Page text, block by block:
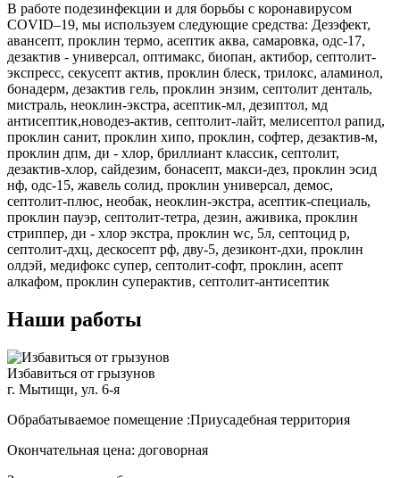
В работе подезинфекции и для борьбы с коронавирусом
COVID–19, мы используем следующие средства: Дезэфект,
авансепт, проклин термо, асептик аква, самаровка, одс-17,
дезактив - универсал, оптимакс, биопан, актибор, септолит-
экспресс, секусепт актив, проклин блеск, трилокс, аламинол,
бонадерм, дезактив гель, проклин энзим, септолит денталь,
мистраль, неоклин-экстра, асептик-мл, дезиптол, мд
антисептик,новодез-актив, септолит-лайт, мелисептол рапид,
проклин санит, проклин хипо, проклин, софтер, дезактив-м,
проклин дпм, ди - хлор, бриллиант классик, септолит,
дезактив-хлор, сайдезим, бонасепт, макси-дез, проклин эсид
нф, одс-15, жавель солид, проклин универсал, демос,
септолит-плюс, необак, неоклин-экстра, асептик-специаль,
проклин пауэр, септолит-тетра, дезин, аживика, проклин
стриппер, ди - хлор экстра, проклин wc, 5л, септоцид р,
септолит-дхц, дескосепт рф, дву-5, дезиконт-дхи, проклин
олдэй, медифокс супер, септолит-софт, проклин, асепт
алкафом, проклин суперактив, септолит-антисептик
Наши работы
Избавиться от грызунов
г. Мытищи, ул. 6-я
Обрабатываемое помещение :Приусадебная территория
Окончательная цена: договорная